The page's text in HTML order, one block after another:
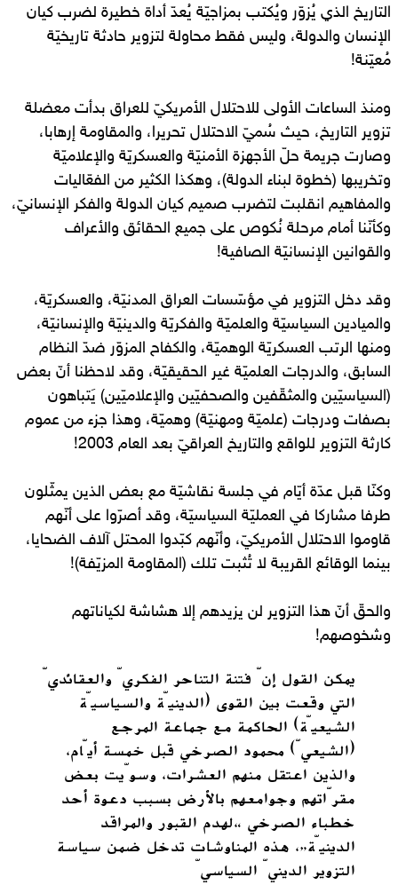
التاريخ الذي يُزوّر ويُكتب بمزاجيّة يُعدّ أداة خطيرة لضرب كيان
الإنسان والدولة، وليس فقط محاولة لتزوير حادثة تاريخيّة
مُعيّنة!
ومنذ الساعات الأولى للاحتلال الأمريكيّ للعراق بدأت معضلة
تزوير التاريخ، حيث سُميّ الاحتلال تحريرا، والمقاومة إرهابا،
وصارت جريمة حلّ الأجهزة الأمنيّة والعسكريّة والإعلاميّة
وتخريبها (خطوة لبناء الدولة)، وهكذا الكثير من الفعّاليات
والمفاهيم انقلبت لتضرب صميم كيان الدولة والفكر الإنسانيّ،
وكأنّنا أمام مرحلة نُكوص على جميع الحقائق والأعراف
والقوانين الإنسانيّة الصافية!
وقد دخل التزوير في مؤسّسات العراق المدنيّة، والعسكريّة،
والميادين السياسيّة والعلميّة والفكريّة والدينيّة والإنسانيّة،
ومنها الرتب العسكريّة الوهميّة، والكفاح المزوّر ضدّ النظام
السابق، والدرجات العلميّة غير الحقيقيّة، وقد لاحظنا أنّ بعض
(السياسيّين والمثقّفين والصحفيّين والإعلاميّين) يَتباهون
بصفات ودرجات (علميّة ومهنيّة) وهميّة، وهذا جزء من عموم
كارثة التزوير للواقع والتاريخ العراقيّ بعد العام 2003!
وكنّا قبل عدّة أيّام في جلسة نقاشيّة مع بعض الذين يمثّلون
طرفا مشاركا في العمليّة السياسيّة، وقد أصرّوا على أنّهم
قاوموا الاحتلال الأمريكيّ، وأنّهم كبّدوا المحتل آلاف الضحايا،
بينما الوقائع القريبة لا تُثبت تلك (المقاومة المزيّفة)!
والحقّ أنّ هذا التزوير لن يزيدهم إلا هشاشة لكياناتهم
وشخوصهم!
يمكن القول إنّ فتنة التناحر الفكريّ والعقائديّ
التي وقعت بين القوى (الدينيّة والسياسيّة
الشيعيّة) الحاكمة مع جماعة المرجع
(الشيعيّ) محمود الصرخي قبل خمسة أيّام،
والذين اعتقل منهم العشرات، وسوّيت بعض
مقرّاتهم وجوامعهم بالأرض بسبب دعوة أحد
خطباء الصرخي “لهدم القبور والمراقد
الدينيّة”، هذه المناوشات تدخل ضمن سياسة
التزوير الدينيّ السياسيّ